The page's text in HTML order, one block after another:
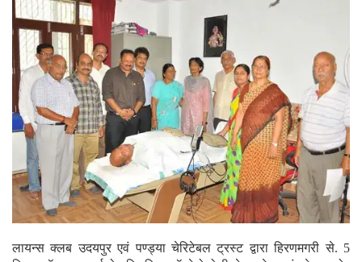
लायन्स क्लब उदयपुर एवं पण्ड्या चेरिटेबल ट्रस्ट द्वारा हिरणमगरी से. 5